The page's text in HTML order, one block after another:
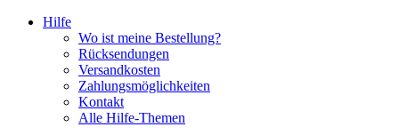
Hilfe
Wo ist meine Bestellung?
Rücksendungen
Versandkosten
Zahlungsmöglichkeiten
Kontakt
Alle Hilfe-Themen